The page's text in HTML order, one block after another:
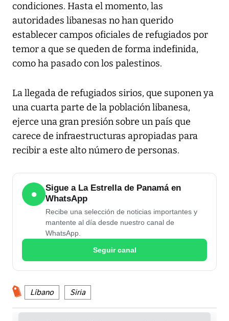
condiciones. Hasta el momento, las
autoridades libanesas no han querido
establecer campos oficiales de refugiados por
temor a que se queden de forma indefinida,
como ha pasado con los palestinos.
La llegada de refugiados sirios, que suponen ya
una cuarta parte de la población libanesa,
ejerce una gran presión sobre un país que
carece de infraestructuras apropiadas para
recibir a este alto número de personas.
●
Sigue a La Estrella de Panamá en
WhatsApp
Recibe una selección de noticias importantes y
mantente al día desde nuestro canal de
WhatsApp.
Seguir canal
Líbano Siria